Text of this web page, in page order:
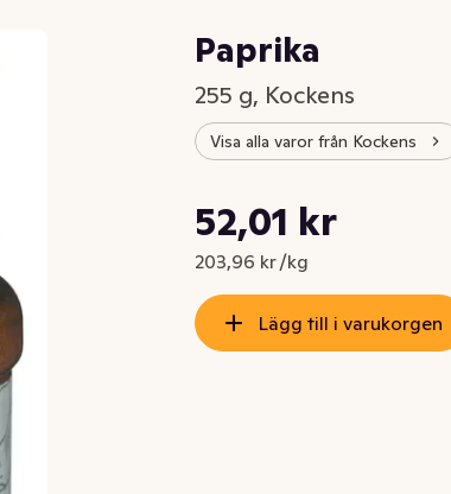
Paprika
255 g, Kockens
Visa alla varor från Kockens
Nuvarande pris är: 52,01 kr
52,01 kr
203,96 kr /kg
Styckpris: 203,96 kr /kg
Lägg till i varukorgen